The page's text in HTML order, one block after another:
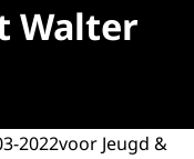
Walter
2022voor Jeugd &